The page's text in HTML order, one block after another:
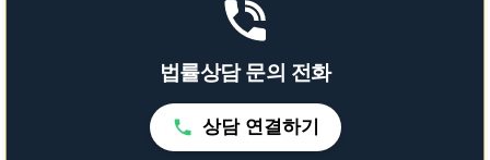
법률상담 문의 전화
상담 연결하기